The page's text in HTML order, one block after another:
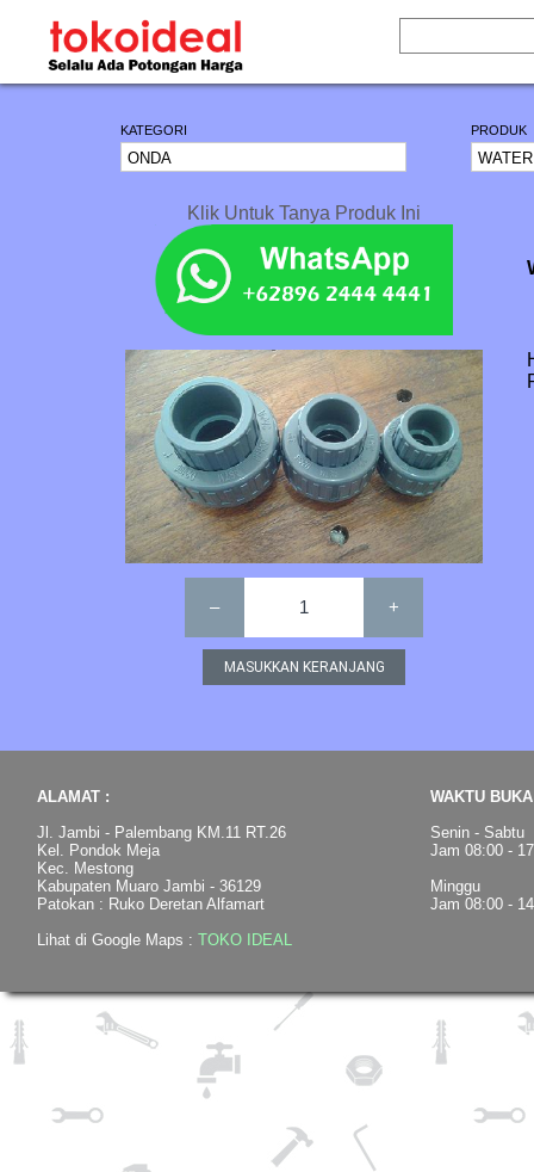
KATEGORI PRODUK
Klik Untuk Tanya Produk Ini
– 1 +
ALAMAT :
Jl. Jambi - Palembang KM.11 RT.26
Kel. Pondok Meja
Kec. Mestong
Kabupaten Muaro Jambi - 36129
Patokan : Ruko Deretan Alfamart
Lihat di Google Maps : TOKO IDEAL
WAKTU
Senin - Sabtu
Jam 08:00 -
Minggu
Jam 08:00 -